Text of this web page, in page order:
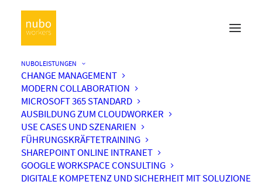
NUBOLEISTUNGEN
CHANGE MANAGEMENT
MODERN COLLABORATION
MICROSOFT 365 STANDARD
AUSBILDUNG ZUM CLOUDWORKER
USE CASES UND SZENARIEN
FÜHRUNGSKRÄFTETRAINING
SHAREPOINT ONLINE INTRANET
GOOGLE WORKSPACE CONSULTING
DIGITALE KOMPETENZ UND SICHERHEIT MIT SOLUZIONE